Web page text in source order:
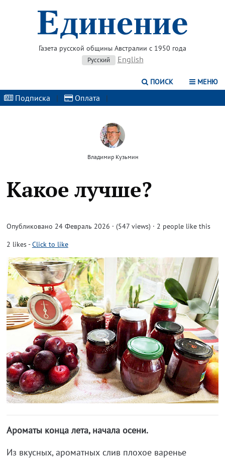
Газета русской общины Австралии с 1950 года
Русский English
ПОИСК МЕНЮ
Подписка | Оплата |
Владимир Кузьмин
Какое лучше?
Опубликовано 24 Февраль 2026 · (547 views) · 2 people like this
2 likes-Click to like
Ароматы конца лета, начала осени.
Из вкусных, ароматных слив плохое варенье